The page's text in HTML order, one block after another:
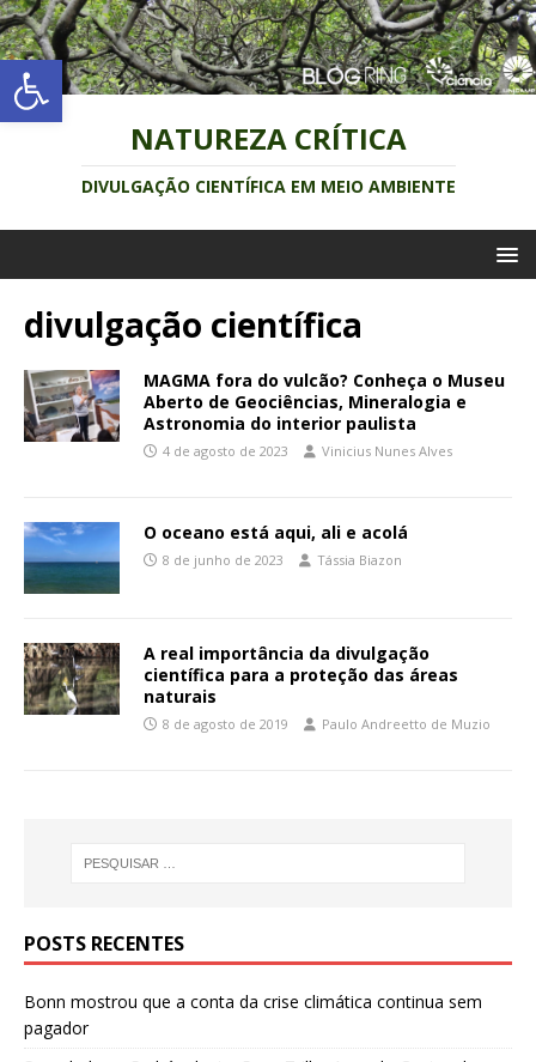
Abrir a barra de ferramentas
NATUREZA CRÍTICA
DIVULGAÇÃO CIENTÍFICA EM MEIO AMBIENTE
divulgação científica
MAGMA fora do vulcão? Conheça o Museu
Aberto de Geociências, Mineralogia e
Astronomia do interior paulista
4 de agosto de 2023 Vinicius Nunes Alves
O oceano está aqui, ali e acolá
8 de junho de 2023 Tássia Biazon
A real importância da divulgação
científica para a proteção das áreas
naturais
8 de agosto de 2019 Paulo Andreetto de Muzio
POSTS RECENTES
Bonn mostrou que a conta da crise climática continua sem
pagador